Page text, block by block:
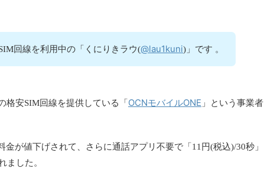
回線を利用中の「くにりきラウ(@lau1kuni)」です 。
格安SIM回線を提供している「 OCNモバイルONE 」という事業者
金が値下げされて、さらに通話アプリ不要で「11円(税込)/30秒」
ました。